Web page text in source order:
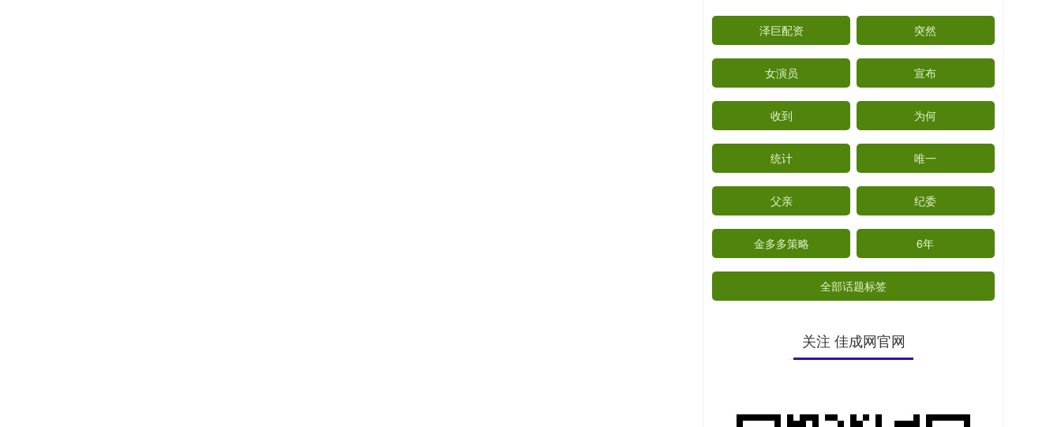
泽巨配资 突然
女演员 宣布
收到 为何
统计 唯一
父亲 纪委
金多多策略 6年
全部话题标签
关注 佳成网官网